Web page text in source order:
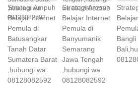
Strategi Ampuh
Belajar Internet
Pemula di
Batusangkar
Tanah Datar
Sumatera Barat
,hubungi wa
08128082592
Strategi Ampuh
Belajar Internet
Pemula di
Banyumanik
Semarang
Jawa Tengah
,hubungi wa
08128082592
Bangli